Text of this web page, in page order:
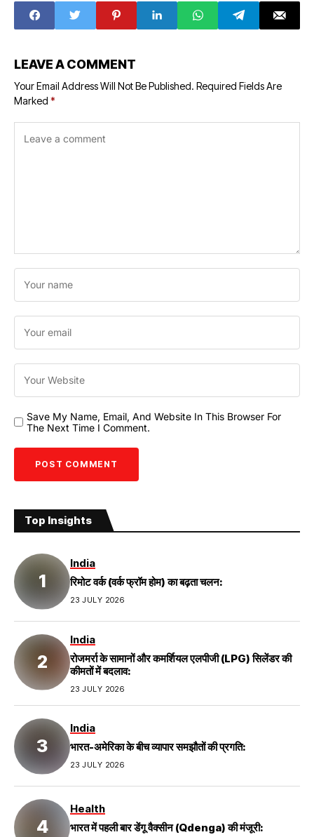
Minister, the bank
will not do any
arbitrariness, the
a defaulter, know
why
Learn-Earn
scheme will
provide new
the youth - Chief
Minister
LEAVE A COMMENT
Your Email Address Will Not Be Published. Required Fields Are
Marked *
Save My Name, Email, And Website In This Browser For
The Next Time I Comment.
Top Insights
India
रिमोट वर्क (वर्क फ्रॉम होम) का बढ़ता चलन:
23 JULY 2026
India
रोजमर्रा के सामानों और कमर्शियल एलपीजी (LPG) सिलेंडर की
कीमतों में बदलाव:
23 JULY 2026
India
भारत-अमेरिका के बीच व्यापार समझौतों की प्रगति:
23 JULY 2026
Health
भारत में पहली बार डेंगू वैक्सीन (Qdenga) की मंजूरी: